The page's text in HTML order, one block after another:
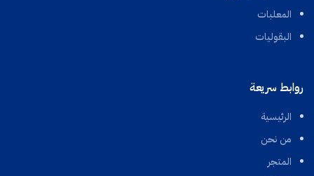
المعلبات
البقوليات
روابط سريعة
الرئيسية
من نحن
المتجر